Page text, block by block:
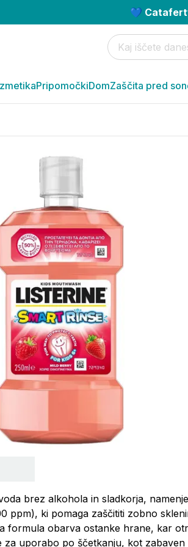
💙
PripomočkiDomZaščita pred
brez alkohola in sladkorja,
ppm), ki pomaga zaščititi zobno
formula obarva ostanke hrane, kar
za uporabo po ščetkanju, kot